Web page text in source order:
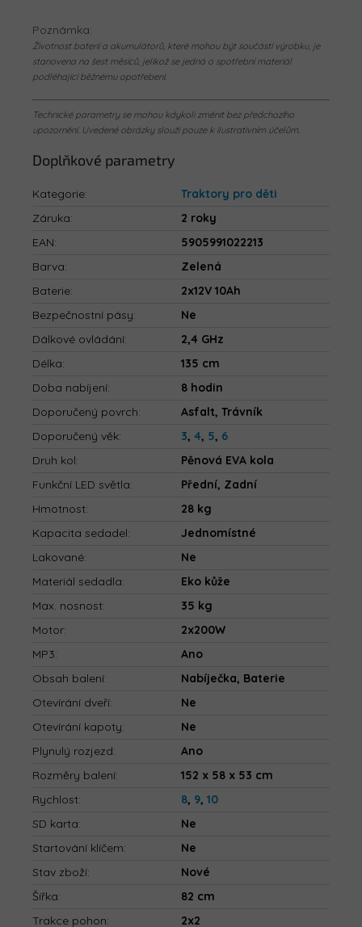
Poznámka:
Životnost baterií a akumulátorů, které mohou být součástí výrobku, je
stanovena na šest měsíců, jelikož se jedná o spotřební materiál
podléhající běžnému opotřebení.
Technické parametry se mohou kdykoli změnit bez předchozího
upozornění. Uvedené obrázky slouží pouze k ilustrativním účelům.
Doplňkové parametry
Kategorie:
Traktory pro děti
Záruka:
2 roky
EAN:
5905991022213
Barva:
Zelená
Baterie:
2x12V 10Ah
Bezpečnostní pásy:
Ne
Dálkové ovládání:
2,4 GHz
Délka:
135 cm
Doba nabíjení:
8 hodin
Doporučený povrch:
Asfalt, Trávník
Doporučený věk: 3, 4, 5, 6
Druh kol:
Pěnová EVA kola
Funkční LED světla:
Přední, Zadní
Hmotnost:
28 kg
Kapacita sedadel:
Jednomístné
Lakované:
Ne
Materiál sedadla:
Eko kůže
Max. nosnost:
35 kg
Motor:
2x200W
MP3:
Ano
Obsah balení:
Nabíječka, Baterie
Otevírání dveří:
Ne
Otevírání kapoty:
Ne
Plynulý rozjezd:
Ano
Rozměry balení:
152 x 58 x 53 cm
Rychlost: 8, 9, 10
SD karta:
Ne
Startování klíčem:
Ne
Stav zboží:
Nové
Šířka:
82 cm
Trakce pohon:
2x2